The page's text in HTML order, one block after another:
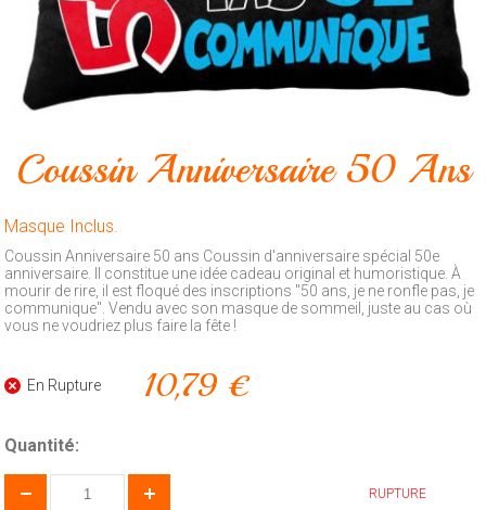
Animalerie
Outillage
Produits
Feux
CONTACT
Coussin Anniversaire 50 Ans
Masque Inclus.
Coussin Anniversaire 50 ans Coussin d'anniversaire spécial 50e
anniversaire. Il constitue une idée cadeau original et humoristique. À
mourir de rire, il est floqué des inscriptions "50 ans, je ne ronfle pas, je
communique". Vendu avec son masque de sommeil, juste au cas où
vous ne voudriez plus faire la fête !
En Rupture 10,79 €
Quantité:
RUPTURE